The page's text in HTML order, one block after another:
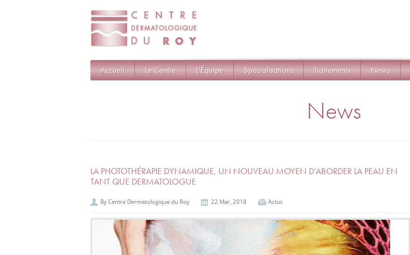
Accueil Le Centre L’Équipe Spécialisations Traitements News
News
LA PHOTOTHÉRAPIE DYNAMIQUE, UN NOUVEAU MOYEN D’ABORDER LA PEAU EN
TANT QUE DERMATOLOGUE
By Centre Dermatologique du Roy 22 Mar, 2018 Actus